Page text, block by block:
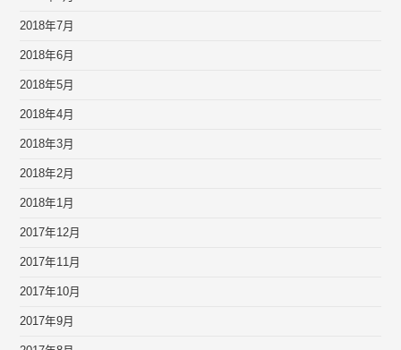
2018年7月
2018年6月
2018年5月
2018年4月
2018年3月
2018年2月
2018年1月
2017年12月
2017年11月
2017年10月
2017年9月